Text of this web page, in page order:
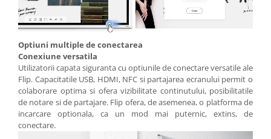
Optiuni multiple de conectarea
Conexiune versatila
Utilizatorii capata siguranta cu optiunile de conectare versatile ale
Flip. Capacitatile USB, HDMI, NFC si partajarea ecranului permit o
colaborare optima si ofera vizibilitate continutului, posibilitatile
de notare si de partajare. Flip ofera, de asemenea, o platforma de
incarcare optionala, ca un mod mai puternic, extins, de
conectare.